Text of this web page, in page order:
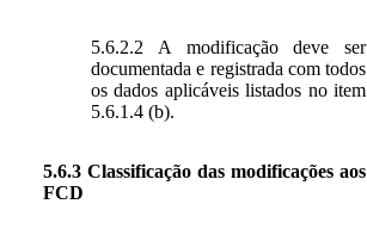
5.6.2.2 A modificação deve ser
documentada e registrada com todos
os dados aplicáveis listados no item
5.6.1.4 (b).
5.6.3 Classificação das modificações aos
FCD